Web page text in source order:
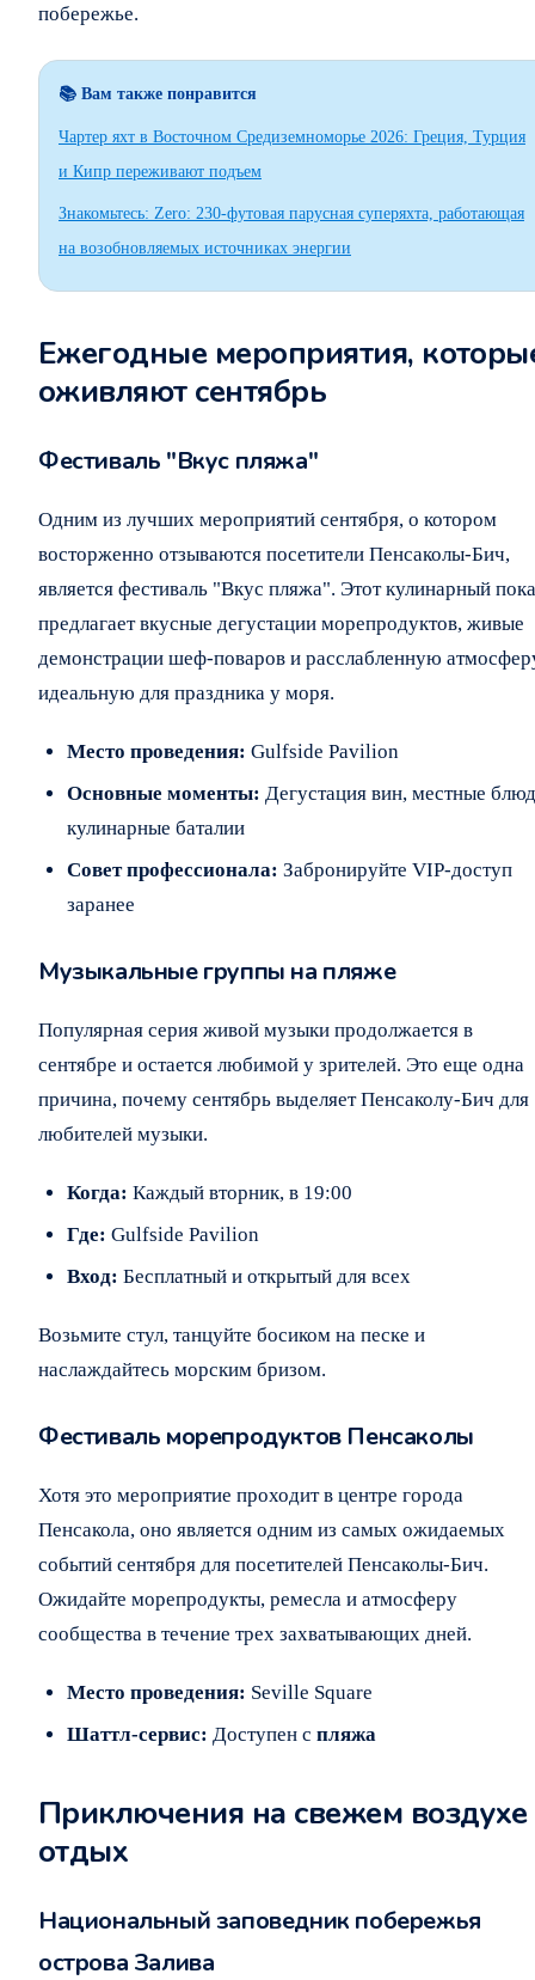
побережье.
📚 Вам также понравится
Чартер яхт в Восточном Средиземноморье 2026: Греция, Турция
и Кипр переживают подъем
Знакомьтесь: Zero: 230-футовая парусная суперяхта, работающая
на возобновляемых источниках энергии
Ежегодные мероприятия,
оживляют сентябрь
Фестиваль "Вкус пляжа"
Одним из лучших мероприятий сентября, о котором
восторженно отзываются посетители Пенсаколы-Бич,
является фестиваль "Вкус пляжа". Этот кулинарный
предлагает вкусные дегустации морепродуктов, живые
демонстрации шеф-поваров и расслабленную
идеальную для праздника у моря.
Место проведения: Gulfside Pavilion
Основные моменты: Дегустация вин, местные
кулинарные баталии
Совет профессионала: Забронируйте VIP-доступ
заранее
Музыкальные группы на пляже
Популярная серия живой музыки продолжается в
сентябре и остается любимой у зрителей. Это еще одна
причина, почему сентябрь выделяет Пенсаколу-Бич для
любителей музыки.
Когда: Каждый вторник, в 19:00
Где: Gulfside Pavilion
Вход: Бесплатный и открытый для всех
Возьмите стул, танцуйте босиком на песке и
наслаждайтесь морским бризом.
Фестиваль морепродуктов Пенсаколы
Хотя это мероприятие проходит в центре города
Пенсакола, оно является одним из самых ожидаемых
событий сентября для посетителей Пенсаколы-Бич.
Ожидайте морепродукты, ремесла и атмосферу
сообщества в течение трех захватывающих дней.
Место проведения: Seville Square
Шаттл-сервис: Доступен с пляжа
Приключения на свежем
отдых
Национальный заповедник побережья
острова Залива